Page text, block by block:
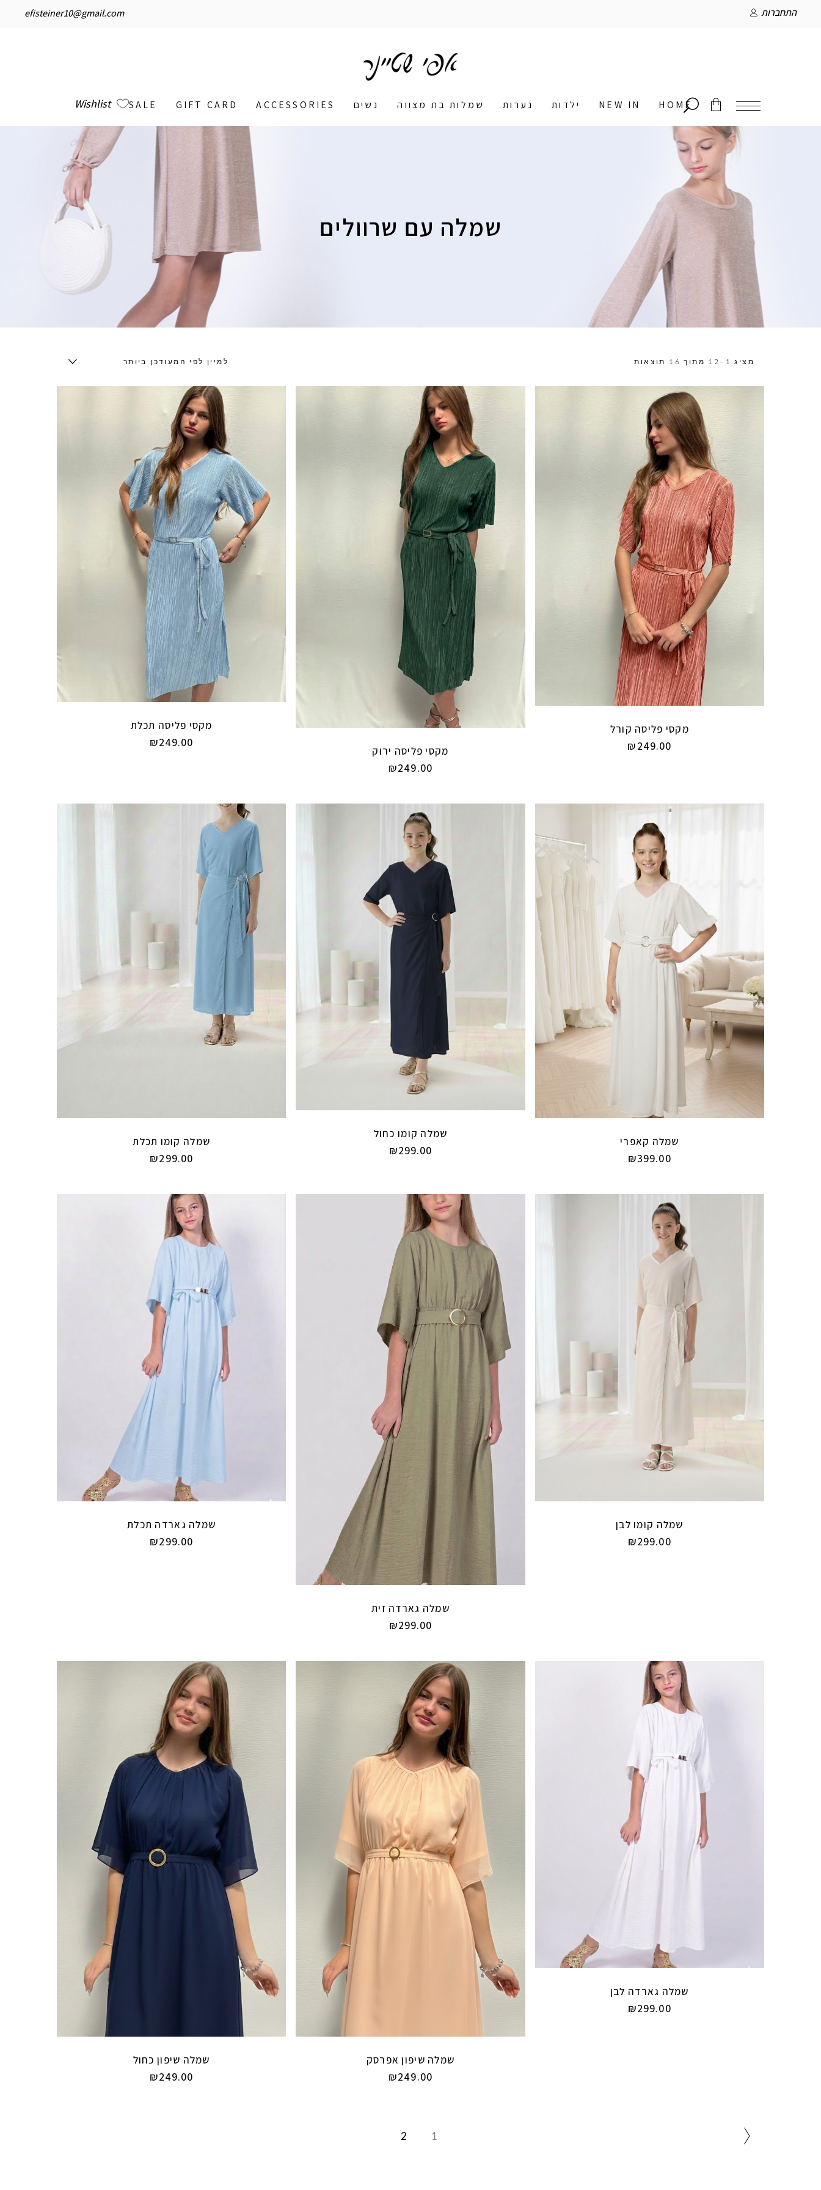
efisteiner10@gmail.com התחברות
Wishlist HOME
NEW IN ילדות נערות שמלות בת מצווה נשים ACCESSORIES
GIFT CARD
SALE
אין מוצרים בסל
שמלה עם שרוולים
מציג 1–12 מתוך 16 תוצאות למיין לפי המעודכן ביותר
מקסי פליסה קורל
₪249.00 מקסי פליסה ירוק
₪249.00
מקסי פליסה תכלת
₪249.00
שמלה קאפרי
₪399.00
שמלה קומו כחול
₪299.00
שמלה קומו תכלת
₪299.00
שמלה קומו לבן
₪299.00
שמלה גארדה זית
₪299.00
שמלה גארדה תכלת
₪299.00
שמלה גארדה לבן
₪299.00
שמלה שיפון אפרסק
₪249.00
שמלה שיפון כחול
₪249.00
1
2